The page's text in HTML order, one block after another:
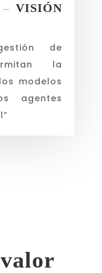
–VISIÓN
de
la
modelos
agentes